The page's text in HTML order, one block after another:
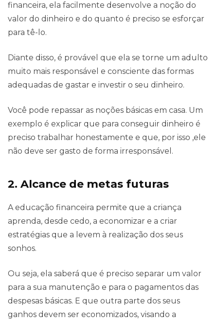
financeira, ela facilmente desenvolve a noção do
valor do dinheiro e do quanto é preciso se esforçar
para tê-lo.
Diante disso, é provável que ela se torne um adulto
muito mais responsável e consciente das formas
adequadas de gastar e investir o seu dinheiro.
Você pode repassar as noções básicas em casa. Um
exemplo é explicar que para conseguir dinheiro é
preciso trabalhar honestamente e que, por isso ,ele
não deve ser gasto de forma irresponsável.
2. Alcance de metas futuras
A educação financeira permite que a criança
aprenda, desde cedo, a economizar e a criar
estratégias que a levem à realização dos seus
sonhos.
Ou seja, ela saberá que é preciso separar um valor
para a sua manutenção e para o pagamentos das
despesas básicas. E que outra parte dos seus
ganhos devem ser economizados, visando a